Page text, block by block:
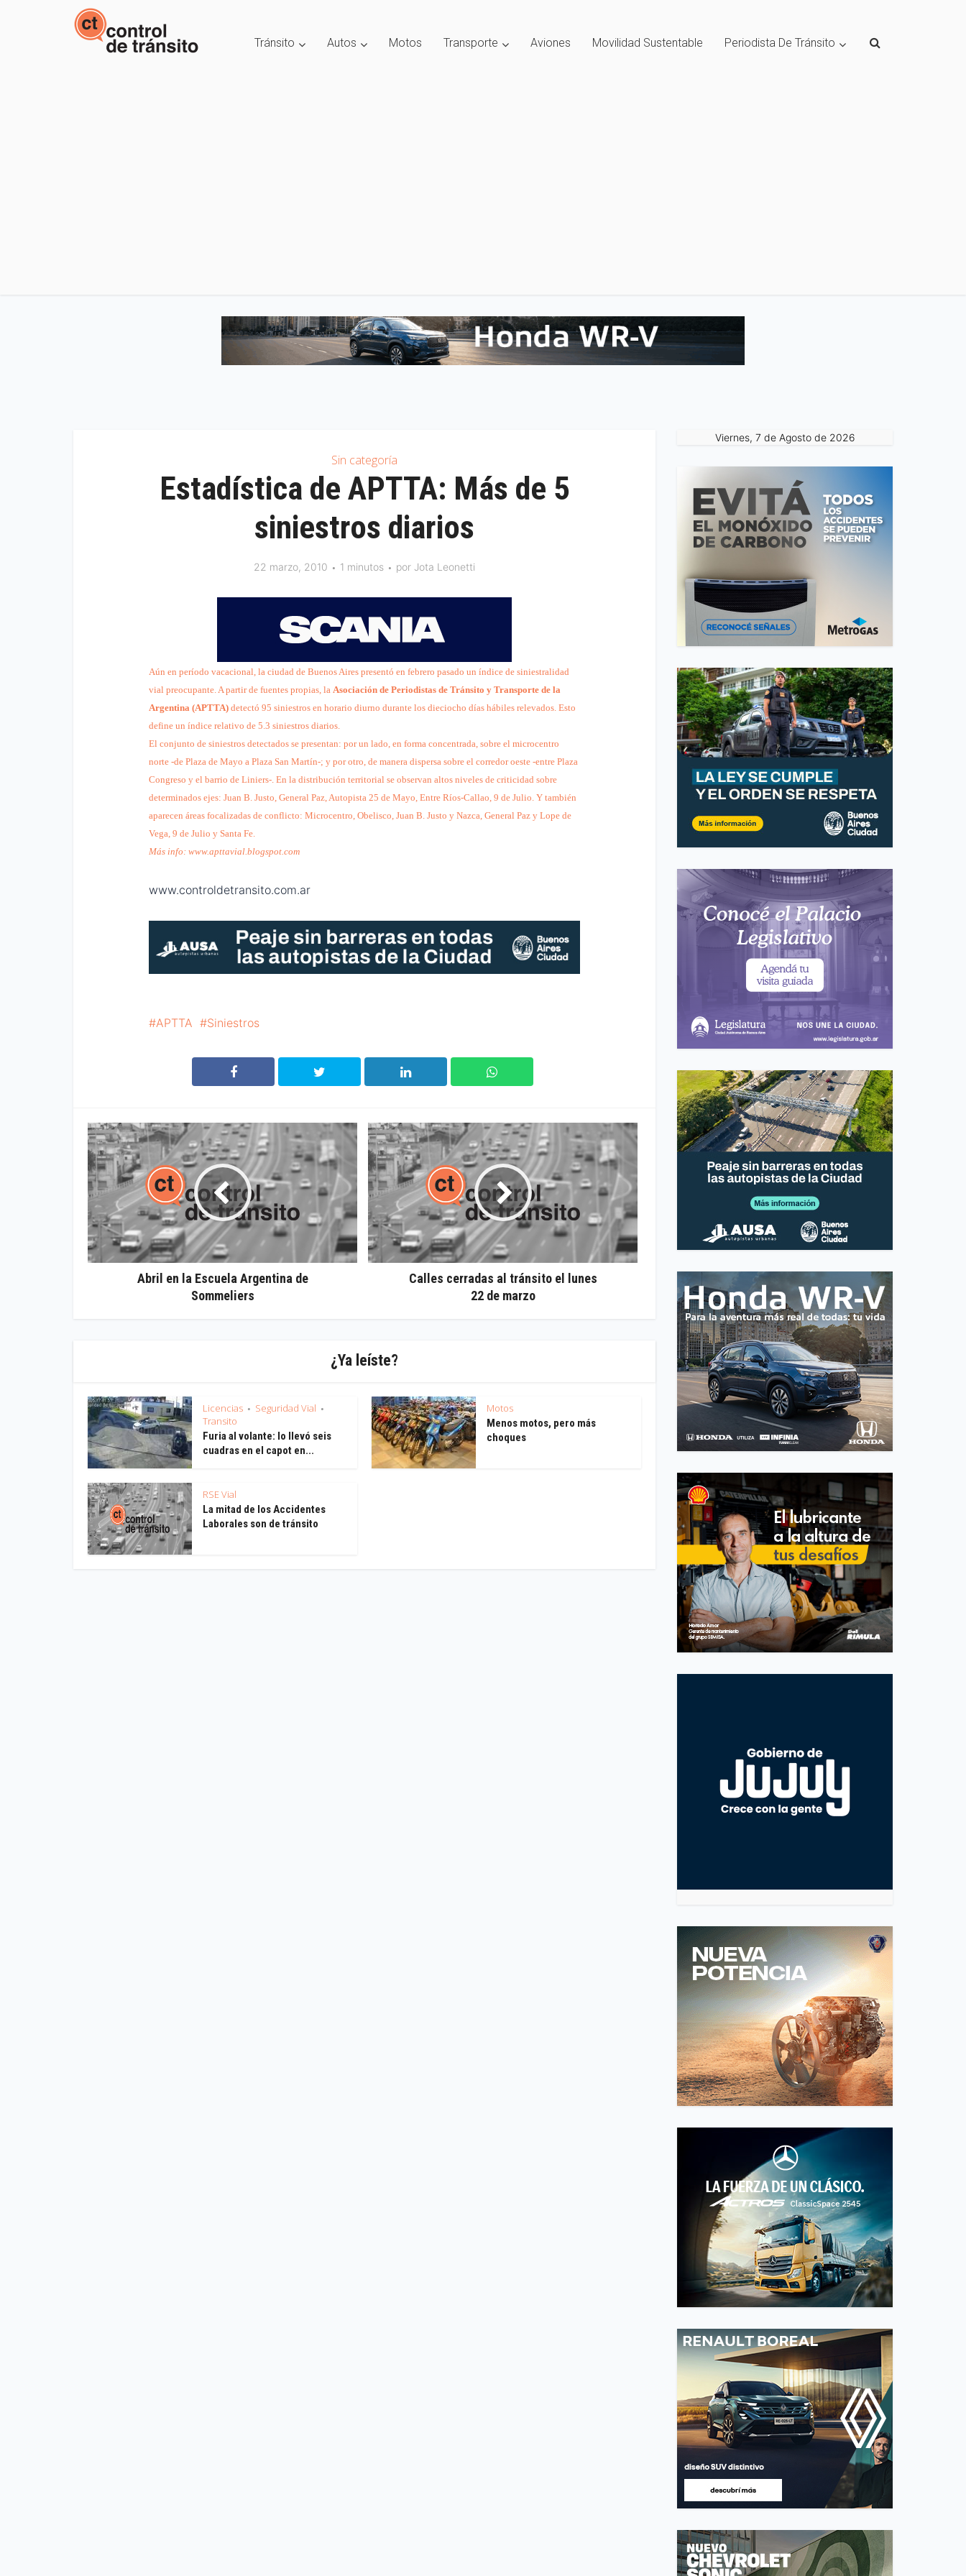
Tránsito Autos Motos Transporte Aviones Movilidad Sustentable Periodista De Tránsito
Sin categoría
Estadística de APTTA: Más de 5
siniestros diarios
22 marzo, 2010 1 minutos por Jota Leonetti
Aún en período vacacional, la ciudad de Buenos Aires presentó en febrero pasado un índice de siniestralidad
vial preocupante. A partir de fuentes propias, la Asociación de Periodistas de Tránsito y Transporte de la
Argentina (APTTA) detectó 95 siniestros en horario diurno durante los dieciocho días hábiles relevados. Esto
define un índice relativo de 5.3 siniestros diarios.
El conjunto de siniestros detectados se presentan: por un lado, en forma concentrada, sobre el microcentro
norte -de Plaza de Mayo a Plaza San Martín-; y por otro, de manera dispersa sobre el corredor oeste -entre Plaza
Congreso y el barrio de Liniers-. En la distribución territorial se observan altos niveles de criticidad sobre
determinados ejes: Juan B. Justo, General Paz, Autopista 25 de Mayo, Entre Ríos-Callao, 9 de Julio. Y también
aparecen áreas focalizadas de conflicto: Microcentro, Obelisco, Juan B. Justo y Nazca, General Paz y Lope de
Vega, 9 de Julio y Santa Fe.
Más info: www.apttavial.blogspot.com
www.controldetransito.com.ar
APTTA Siniestros
Abril en la Escuela Argentina de
Sommeliers
Calles cerradas al tránsito el lunes
22 de marzo
¿Ya leíste?
Licencias • Seguridad Vial •
Transito
Furia al volante: lo llevó seis
cuadras en el capot en...
Motos
Menos motos, pero más
choques
RSE Vial
La mitad de los Accidentes
Laborales son de tránsito
Viernes, 7 de Agosto de 2026